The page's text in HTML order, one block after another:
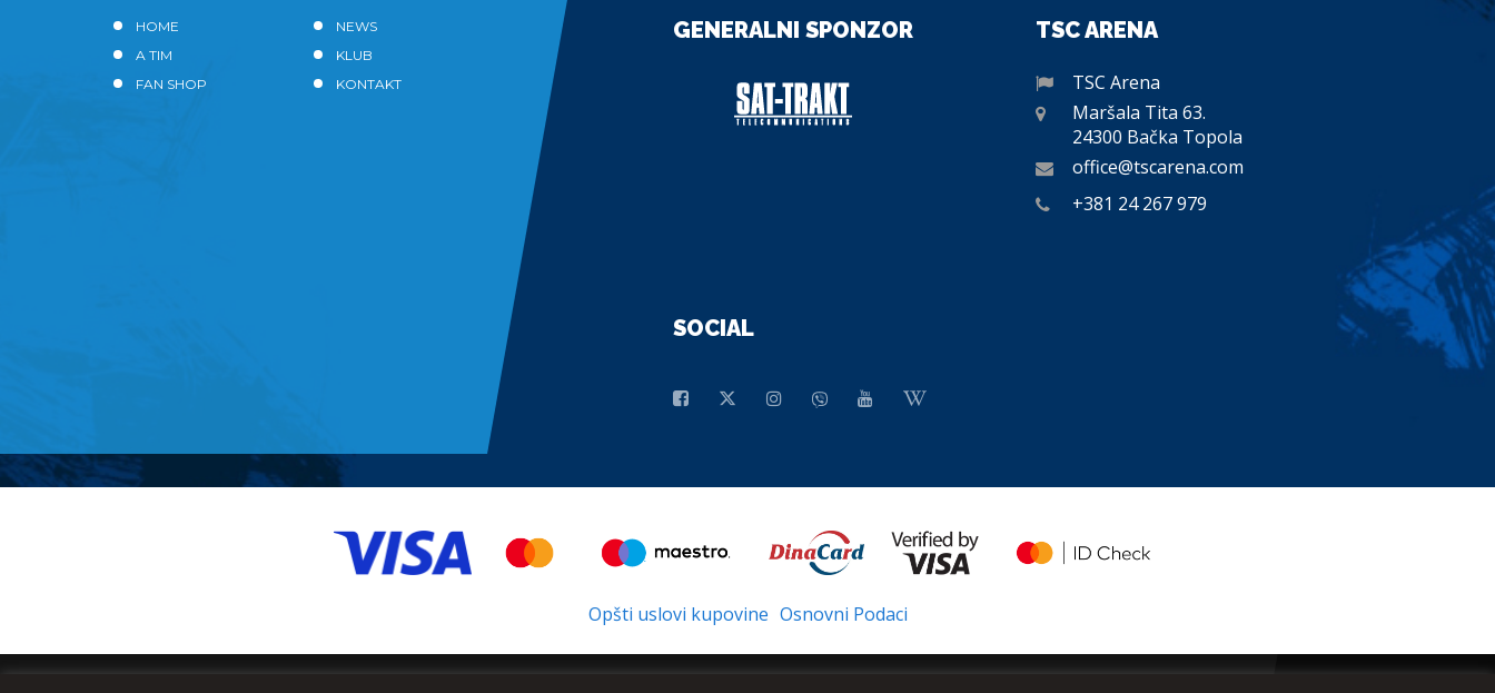
HOME
NEWS
A TIM
KLUB
FAN SHOP
KONTAKT
GENERALNI SPONZOR TSC ARENA
TSC Arena
Maršala Tita 63.
24300 Bačka Topola
office@tscarena.com
+381 24 267 979
SOCIAL
Opšti uslovi kupovine Osnovni Podaci